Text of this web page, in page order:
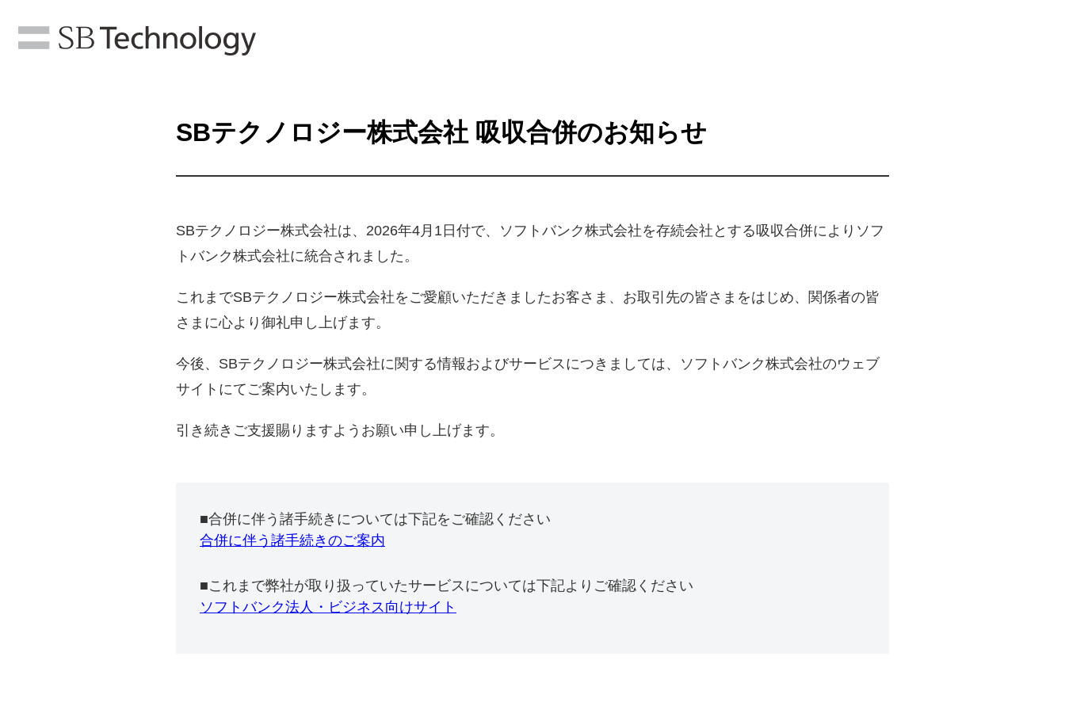
SBテクノロジー株式会社 吸収合併のお知らせ
SBテクノロジー株式会社は、2026年4月1日付で、ソフトバンク株式会社を存続会社とする吸収合併によりソフ
トバンク株式会社に統合されました。
これまでSBテクノロジー株式会社をご愛顧いただきましたお客さま、お取引先の皆さまをはじめ、関係者の皆
さまに心より御礼申し上げます。
今後、SBテクノロジー株式会社に関する情報およびサービスにつきましては、ソフトバンク株式会社のウェブ
サイトにてご案内いたします。
引き続きご支援賜りますようお願い申し上げます。
■合併に伴う諸手続きについては下記をご確認ください
合併に伴う諸手続きのご案内
■これまで弊社が取り扱っていたサービスについては下記よりご確認ください
ソフトバンク法人・ビジネス向けサイト